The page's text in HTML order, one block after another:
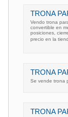
TRONA
Vendo trona
convertible en
posiciones,
precio en la
TRONA
Se vende trona
TRONA